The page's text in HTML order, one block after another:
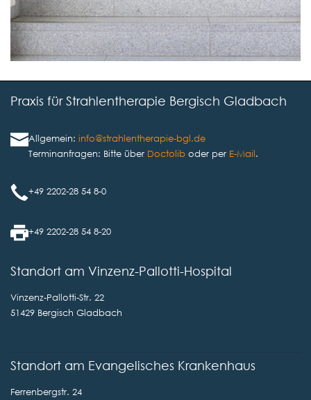
Praxis für Strahlentherapie Bergisch Gladbach
Allgemein: info@strahlentherapie-bgl.de
Terminanfragen: Bitte über Doctolib oder per E-Mail.
+49 2202-28 54 8-0
+49 2202-28 54 8-20
Standort am Vinzenz-Pallotti-Hospital
Vinzenz-Pallotti-Str. 22
51429 Bergisch Gladbach
Standort am Evangelisches Krankenhaus
Ferrenbergstr. 24